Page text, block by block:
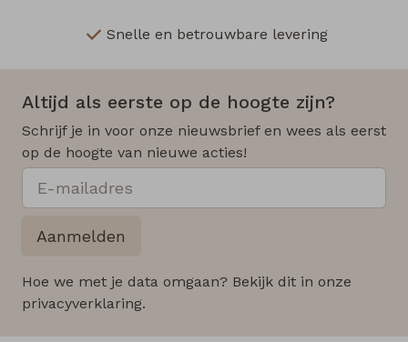
Snelle en betrouwbare levering
Altijd als eerste op de hoogte zijn?
Schrijf je in voor onze nieuwsbrief en wees als eerst
op de hoogte van nieuwe acties!
Aanmelden
Hoe we met je data omgaan? Bekijk dit in onze
privacyverklaring.